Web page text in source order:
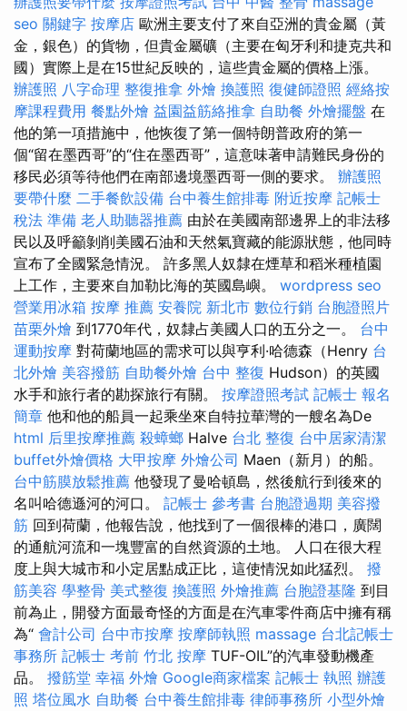
seo 關鍵字 按摩店 歐洲主要支付了來自亞洲的貴金屬（黃
金，銀色）的貨物，但貴金屬礦（主要在匈牙利和捷克共和
國）實際上是在15世紀反映的，這些貴金屬的價格上漲。
辦護照 八字命理 整復推拿 外燴 換護照 復健師證照 經絡按
摩課程費用 餐點外燴 益園益筋絡推拿 自助餐 外燴擺盤 在
他的第一項措施中，他恢復了第一個特朗普政府的第一
個“留在墨西哥”的“住在墨西哥”，這意味著申請難民身份的
移民必須等待他們在南部邊境墨西哥一側的要求。 辦護照
要帶什麼 二手餐飲設備 台中養生館排毒 附近按摩 記帳士
稅法 準備 老人助聽器推薦 由於在美國南部邊界上的非法移
民以及呼籲剝削美國石油和天然氣寶藏的能源狀態，他同時
宣布了全國緊急情況。 許多黑人奴隸在煙草和稻米種植園
上工作，主要來自加勒比海的英國​​島嶼。 wordpress seo
營業用冰箱 按摩 推薦 安養院 新北市 數位行銷 台胞證照片
苗栗外燴 到1770年代，奴隸占美國人口的五分之一。 台中
運動按摩 對荷蘭地區的需求可以與亨利·哈德森（Henry 台
北外燴 美容撥筋 自助餐外燴 台中 整復 Hudson）的英國
水手和旅行者的勘探旅行有關。 按摩證照考試 記帳士 報名
簡章 他和他的船員一起乘坐來自特拉華灣的一艘名為De
html 后里按摩推薦 殺蟑螂 Halve 台北 整復 台中居家清潔
buffet外燴價格 大甲按摩 外燴公司 Maen（新月）的船。
台中筋膜放鬆推薦 他發現了曼哈頓島，然後航行到後來的
名叫哈德遜河的河口。 記帳士 參考書 台胞證過期 美容撥
筋 回到荷蘭，他報告說，他找到了一個很棒的港口，廣闊
的通航河流和一塊豐富的自然資源的土地。 人口在很大程
度上與大城市和小定居點成正比，這使情況如此猛烈。 撥
筋美容 學整骨 美式整復 換護照 外燴推薦 台胞證基隆 到目
前為止，開發方面最奇怪的方面是在汽車零件商店中擁有稱
為“ 會計公司 台中市按摩 按摩師執照 massage 台北記帳士
事務所 記帳士 考前 竹北 按摩 TUF-OIL”的汽車發動機產
品。 撥筋堂 幸福 外燴 Google商家檔案 記帳士 執照 辦護
照 塔位風水 自助餐 台中養生館排毒 律師事務所 小型外燴